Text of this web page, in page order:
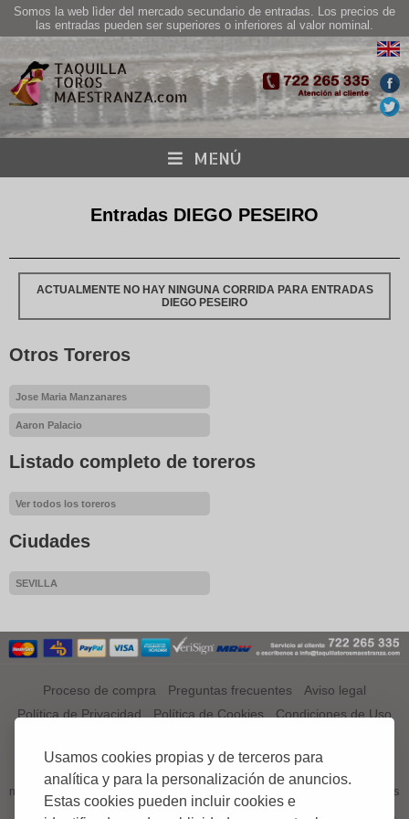
Usamos cookies propias y de terceros para
analítica y para la personalización de anuncios.
Estas cookies pueden incluir cookies e
Somos la web lìder del mercado secundario de entradas. Los precios de
las entradas pueden ser superiores o inferiores al valor nominal.
MENÚ
Entradas DIEGO PESEIRO
ACTUALMENTE NO HAY NINGUNA CORRIDA PARA ENTRADAS
DIEGO PESEIRO
Otros Toreros
Jose Maria Manzanares
Aaron Palacio
Listado completo de toreros
Ver todos los toreros
Ciudades
SEVILLA
Proceso de compra Preguntas frecuentes
Aviso legal
Política de Privacidad
Política de Cookies Condiciones de Uso
¿QUÉ ES TAQUILLATOROSMAESTRANZA.COM?
TAQUILLATOROSMAESTRANZA.COM es el primer portal a nivel
mundial especializado en venta de entradas, tickets o abonos de Corridas
de Toros;.